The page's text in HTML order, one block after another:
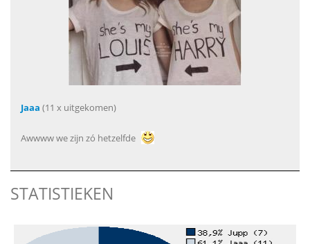
Jaaa (11 x uitgekomen)
Awwww we zijn zó hetzelfde
STATISTIEKEN